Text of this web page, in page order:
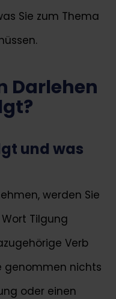
Sie zum Thema
Darlehen
und was
werden Sie
Tilgung
Verb
genommen nichts
oder einen